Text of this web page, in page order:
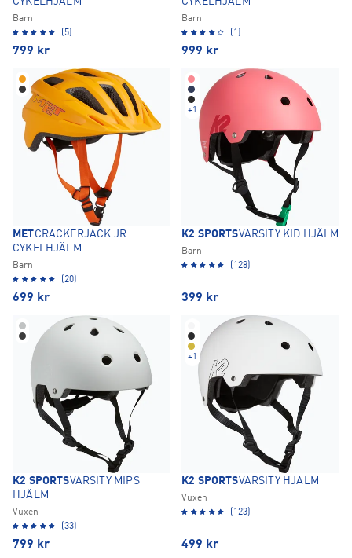
Barn
(5)
799 kr
Barn
(1)
999 kr
METCRACKERJACK JR
CYKELHJÄLM
Barn
(20)
699 kr
+1
K2 SPORTSVARSITY KID HJÄLM
Barn
(128)
399 kr
K2 SPORTSVARSITY MIPS
HJÄLM
Vuxen
(33)
799 kr
+1
K2 SPORTSVARSITY HJÄLM
Vuxen
(123)
499 kr